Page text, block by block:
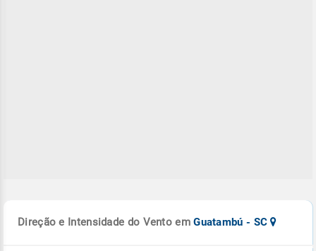
Direção e Intensidade do Vento emGuatambú - SC